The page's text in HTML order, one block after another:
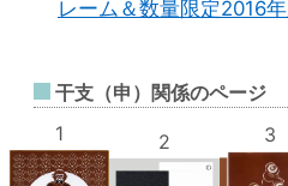
レーム＆数量限定2016
干支（申）関係のページ
1
2 3